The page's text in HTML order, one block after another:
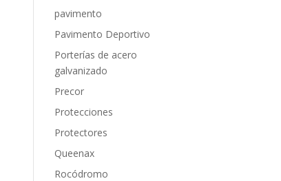
pavimento
Pavimento Deportivo
Porterías de acero
galvanizado
Precor
Protecciones
Protectores
Queenax
Rocódromo